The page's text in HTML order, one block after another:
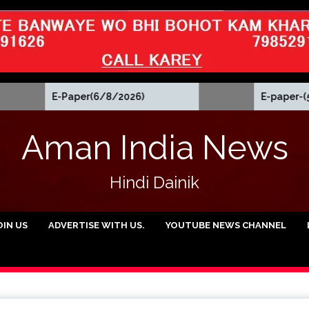
8/2026) E-paper-(5/8/2026)
Aman India News
Hindi Dainik
US ADVERTISE WITH US. YOUTUBE NEWS CHANNEL